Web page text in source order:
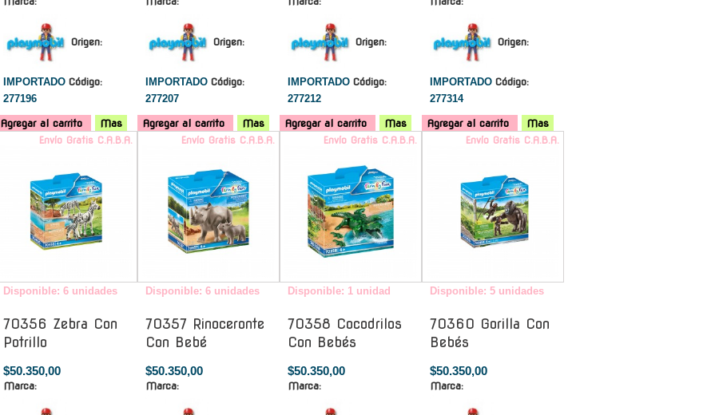
Origen:
IMPORTADO Código:
277196
Agregar al carrito Mas
Origen:
IMPORTADO Código:
277207
Agregar al carrito Mas
Origen:
IMPORTADO Código:
277212
Agregar al carrito Mas
Origen:
IMPORTADO Código:
277314
Agregar al carrito
Mas
Envío Gratis C.A.B.A.
Disponible: 6 unidades
70356 Zebra Con
Potrillo
$50.350,00
Marca:
Envío Gratis C.A.B.A.
Disponible: 6 unidades
70357 Rinoceronte
Con Bebé
$50.350,00
Marca:
Envío Gratis C.A.B.A.
Disponible: 1 unidad
70358 Cocodrilos
Con Bebés
$50.350,00
Marca:
Envío Gratis C.A.B.A.
Disponible: 5 unidades
70360 Gorilla Con
Bebés
$50.350,00
Marca: